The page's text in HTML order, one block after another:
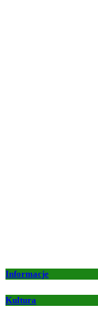
Informacje
Kultura